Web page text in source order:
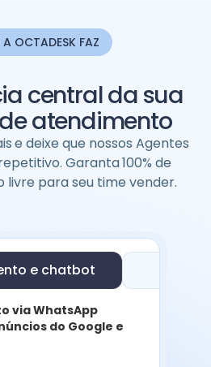
OCTADESK FAZ
central da sua
atendimento
e deixe que nossos Agentes
Garanta100% de
livre para seu time vender.
e chatbot